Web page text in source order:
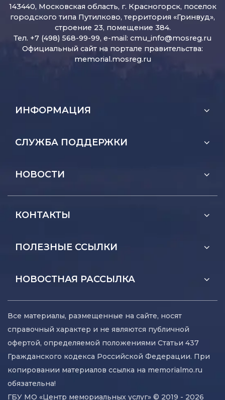
143440, Московская область, г. Красногорск, поселок
городского типа Путилково, территория «Гринвуд»,
строение 23, помещение 384.
Тел. +7 (498) 568-99-99, e-mail: cmu_info@mosreg.ru
Официальный сайт на портале правительства:
memorial.mosreg.ru
ИНФОРМАЦИЯ
СЛУЖБА ПОДДЕРЖКИ
НОВОСТИ
КОНТАКТЫ
ПОЛЕЗНЫЕ ССЫЛКИ
НОВОСТНАЯ РАССЫЛКА
Все материалы, размещенные на сайте, носят
справочный характер и не являются публичной
офертой, определяемой положениями Статьи 437
Гражданского кодекса Российской Федерации. При
копировании материалов ссылка на memorialmo.ru
обязательна!
ГБУ МО «Центр мемориальных услуг» © 2019 - 2026